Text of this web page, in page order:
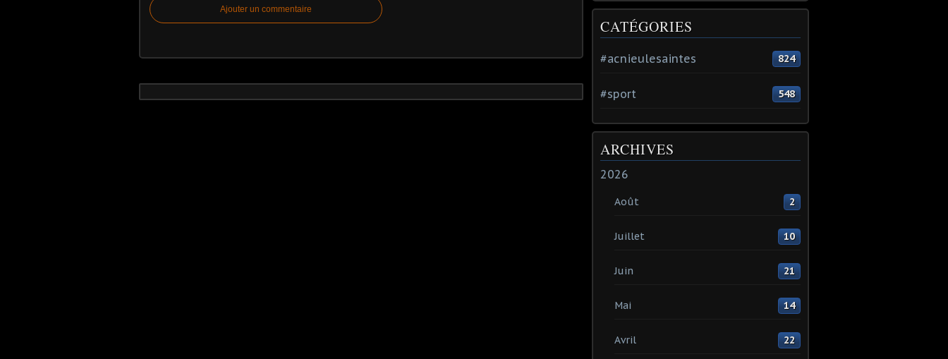
Ajouter un commentaire
CATÉGORIES
#acnieulesaintes 824
#sport 548
ARCHIVES
2026
Août 2
Juillet 10
Juin 21
Mai 14
Avril 22